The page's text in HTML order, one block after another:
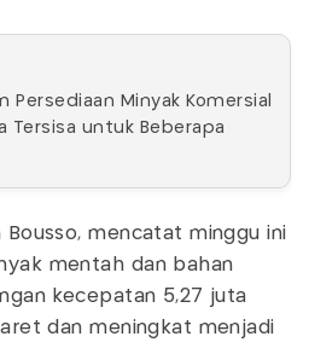
Persediaan Minyak Komersial
Tersisa untuk Beberapa
Bousso, mencatat minggu ini
mentah dan bahan
kecepatan 5,27 juta
dan meningkat menjadi